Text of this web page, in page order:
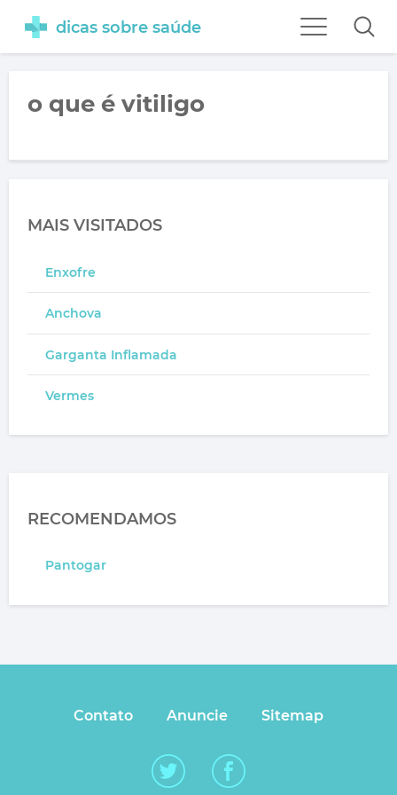
dicas sobre saúde
o que é vitiligo
MAIS VISITADOS
Enxofre
Anchova
Garganta Inflamada
Vermes
RECOMENDAMOS
Pantogar
Contato Anuncie Sitemap